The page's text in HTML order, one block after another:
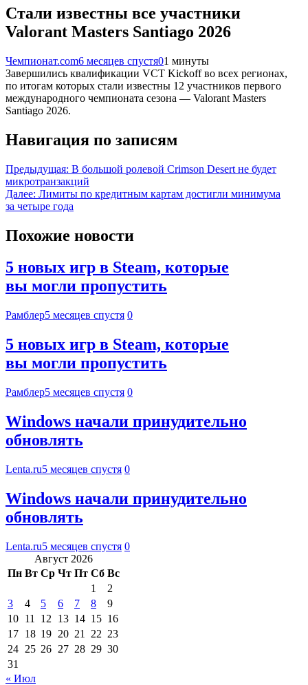
Стали известны все участники
Valorant Masters Santiago 2026
Чемпионат.com6 месяцев спустя01 минуты
Завершились квалификации VCT Kickoff во всех регионах,
по итогам которых стали известны 12 участников первого
международного чемпионата сезона — Valorant Masters
Santiago 2026.
Навигация по записям
Предыдущая: В большой ролевой Crimson Desert не будет
микротранзакций
Далее: Лимиты по кредитным картам достигли минимума
за четыре года
Похожие новости
5 новых игр в Steam, которые
вы могли пропустить
Рамблер5 месяцев спустя 0
5 новых игр в Steam, которые
вы могли пропустить
Рамблер5 месяцев спустя 0
Windows начали принудительно
обновлять
Lenta.ru5 месяцев спустя 0
Windows начали принудительно
обновлять
Lenta.ru5 месяцев спустя 0
Август 2026
Пн Вт Ср Чт Пт Сб Вс
1
2
3
4 5 6 7 8
9
10 11 12 13 14 15 16
17 18 19 20 21 22 23
24 25 26 27 28 29 30
31
« Июл